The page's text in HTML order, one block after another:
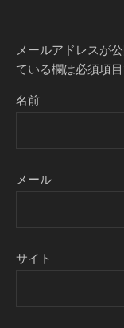
メールアドレスが
ている欄は必須項
名前
メール
サイト